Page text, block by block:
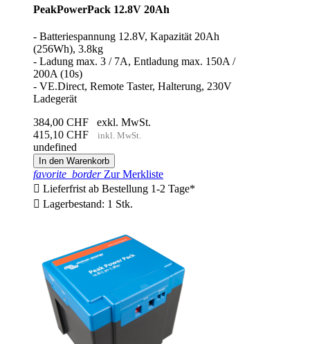
PeakPowerPack 12.8V 20Ah
- Batteriespannung 12.8V, Kapazität 20Ah
(256Wh), 3.8kg
- Ladung max. 3 / 7A, Entladung max. 150A /
200A (10s)
- VE.Direct, Remote Taster, Halterung, 230V
Ladegerät
384,00 CHF
exkl. MwSt.
415,10 CHF
inkl. MwSt.
undefined
In den Warenkorb
favorite_borderZur Merkliste
 Lieferfrist ab Bestellung 1-2 Tage*
 Lagerbestand: 1 Stk.